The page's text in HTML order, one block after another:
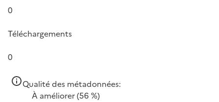
0
Téléchargements
0
Qualité des métadonnées:
À améliorer(56 %)